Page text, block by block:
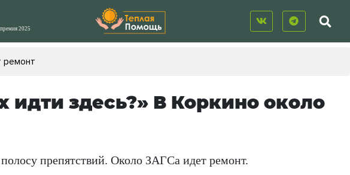
ремонт
идти здесь?» В Коркино около
препятствий. Около ЗАГСа идет ремонт.